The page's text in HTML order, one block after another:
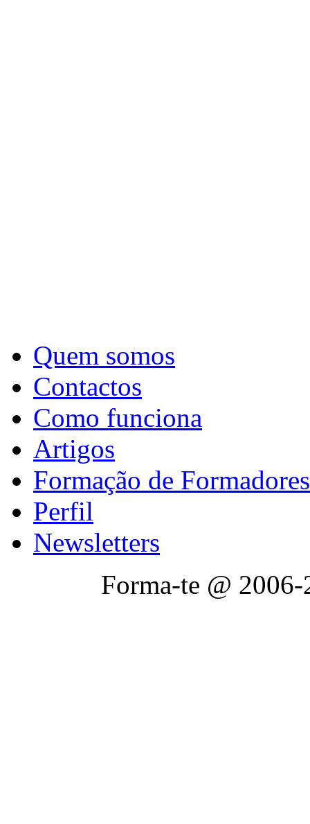
Quem somos
Contactos
Como funciona
Artigos
Formação de Formadores
Perfil
Newsletters
Forma-te @